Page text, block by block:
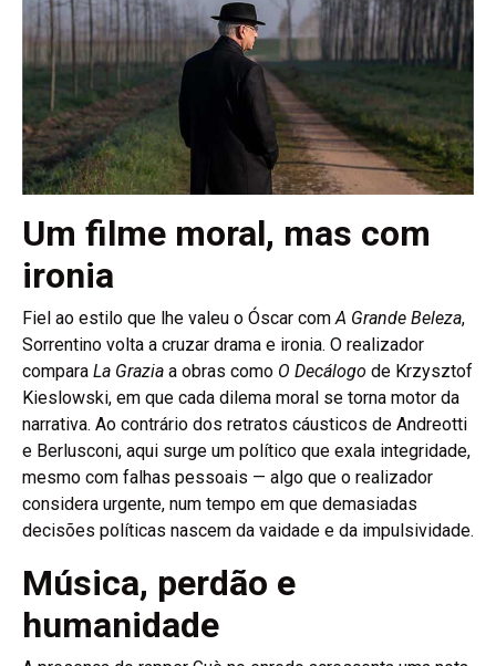
Um filme moral, mas com
ironia
Fiel ao estilo que lhe valeu o Óscar comA Grande Beleza,
Sorrentino volta a cruzar drama e ironia. O realizador
compara La Grazia a obras como O Decálogo de Krzysztof
Kieslowski, em que cada dilema moral se torna motor da
narrativa. Ao contrário dos retratos cáusticos de Andreotti
e Berlusconi, aqui surge um político que exala integridade,
mesmo com falhas pessoais — algo que o realizador
considera urgente, num tempo em que demasiadas
decisões políticas nascem da vaidade e da impulsividade.
Música, perdão e
humanidade